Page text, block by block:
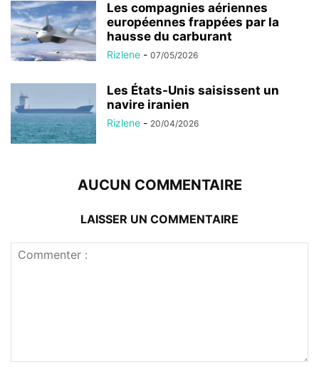
Les compagnies aériennes
européennes frappées par la
hausse du carburant
Rizlene - 07/05/2026
Les États-Unis saisissent un
navire iranien
Rizlene - 20/04/2026
AUCUN COMMENTAIRE
LAISSER UN COMMENTAIRE